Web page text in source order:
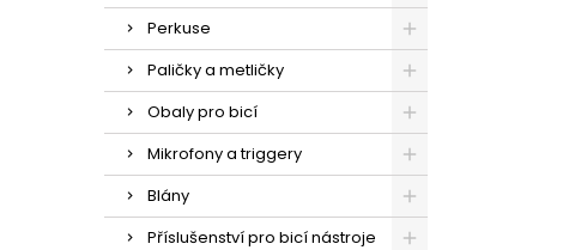
Perkuse
Paličky a metličky
Obaly pro bicí
Mikrofony a triggery
Blány
Příslušenství pro bicí nástroje